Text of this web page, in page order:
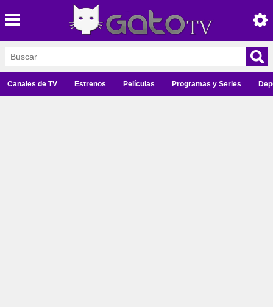
Canales de TV Estrenos Películas Programas y Series